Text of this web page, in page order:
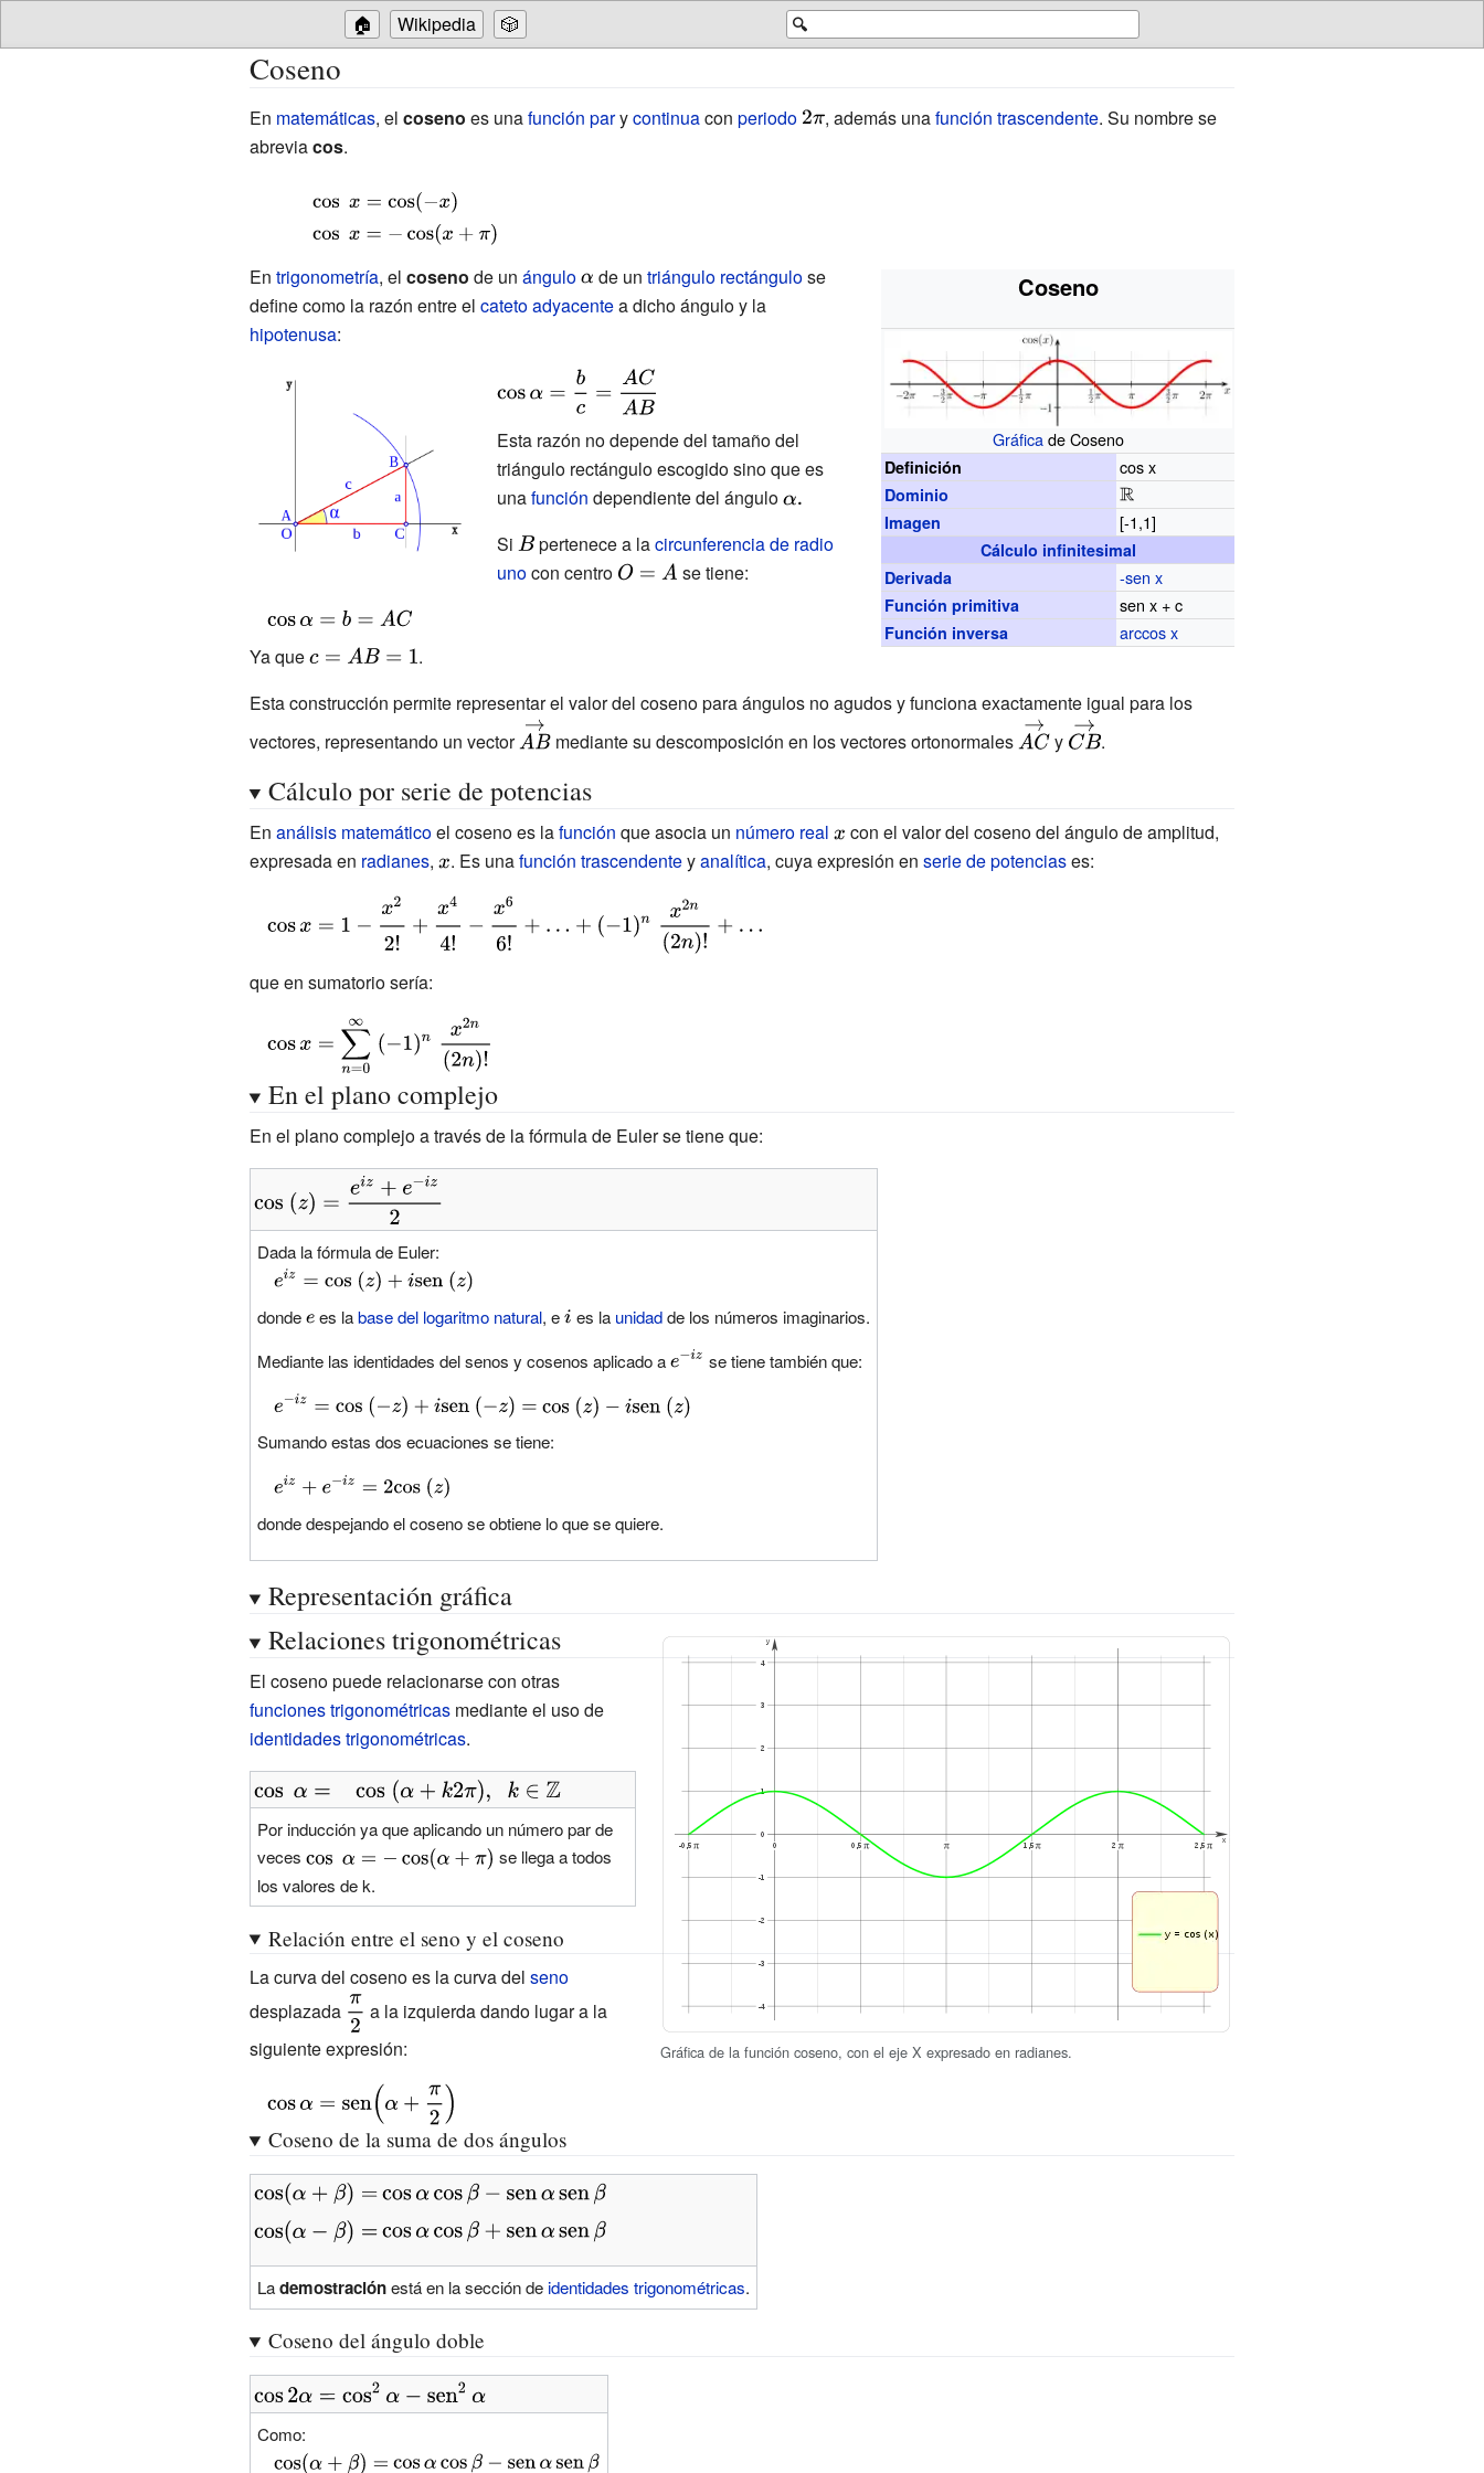
🔍
🏠 Wikipedia 🎲
Coseno
En matemáticas, el coseno es unafunción parycontinuacon periodo {\displaystyle
, además unafunción trascendente. Su nombre se
abreviacos.
{\displaystyle
\cos
{\displaystyle
\cos(x+\pi )}
Coseno
Gráficade Coseno
Definición cos x
Dominio
{\displaystyle
\mathbb {R}
}
Imagen [-1,1]
Cálculo infinitesimal
Derivada
-sen x
Función primitiva sen x + c
Función inversa arccos x
En trigonometría, el coseno de un ángulo{\displaystyle
\alpha }
de untriángulo rectángulose
define como la razón entre el catetoadyacentea dicho ángulo y la
hipotenusa:
{\displaystyle
\cos \alpha =
{\frac {b}{c}}=
{\frac {AC}
{AB}}}
Esta razón no depende del tamaño del
triángulo rectángulo escogido sino que es
unafunción dependiente del ángulo{\displaystyle
Si {\displaystyle
B}
pertenece a lacircunferencia de radio
unocon centro {\displaystyle
se tiene:
{\displaystyle
\cos \alpha
Ya que{\displaystyle .
Esta construcción permite representar el valor del coseno para ángulos no agudos y funciona exactamente igual para los
vectores, representando un vector {\displaystyle
mediante su descomposición en los vectores ortonormales {\displaystyle
{\vec {AC}}}
y {\displaystyle
.
Cálculo por serie de potencias
En análisis matemáticoel coseno es lafunción que asocia un número real {\displaystyle
x}
con el valor del coseno del ángulo de amplitud,
expresada en radianes, {\displaystyle
. Es unafunción trascendenteyanalítica, cuya expresión en serie de potenciases:
\cos x=1-
{2!}}+{\cfrac
{x^{4}}{4!}}-
{\cfrac {x^{6}}
{6!}}+\ldots +
(-1)^{n}\;{\frac
{x^{2n}}
{(2n)!}}+\ldots
}
que en sumatorio sería:
{\displaystyle
\cos x=\sum
_{n=0}^{\infty
}\;(-1)^{n}\;
{\frac {x^{2n}}
{(2n)!}}}
En el plano complejo
En el plano complejo a través de la fórmula de Euler se tiene que:
{\displaystyle
{\cos }\ (z)=
{\frac
{e^{iz}+e^{-
Dada la fórmula de Euler:
{\displaystyle
e^{iz}={\cos }\
{sen} }\ (z)}
donde{\displaystyle
es labase del logaritmo natural, e{\displaystyle
es la unidadde los números imaginarios.
Mediante las identidades del senos y cosenos aplicado a{\displaystyle
se tiene también que:
{\displaystyle e^{-
iz}={\cos }\ (-
{sen} }\ (-z)=}
{\displaystyle
Sumando estas dos ecuaciones se tiene:
{\displaystyle
e^{iz}+e^{-
iz}=2{\cos }\
(z)}
donde despejando el coseno se obtiene lo que se quiere.
Representación gráfica
Gráfica de la función coseno, con el eje X expresado en radianes.
Relaciones trigonométricas
El coseno puede relacionarse con otras
funciones trigonométricasmediante el uso de
identidades trigonométricas.
{\displaystyle
\cos \;\alpha
(\alpha +k2\pi
),\;\;k\in
\mathbb {Z} }
Por inducción ya que aplicando un número par de
veces {\displaystyle
\cos \;\alpha
=-\cos(\alpha
+\pi )}
se llega a todos
los valores de k.
Relación entre el seno y el coseno
La curva del coseno es la curva del seno
desplazada {\displaystyle
{\frac {\pi }
{2}}}
a la izquierda dando lugar a la
siguiente expresión:
{\displaystyle
=\operatorname
{sen}
\left(\alpha +
{\frac {\pi }
{2}}\right)}
Coseno de la suma de dos ángulos
{\displaystyle
\cos(\alpha
+\beta )=}
{\displaystyle
\cos \alpha
\cos \beta -
\operatorname
{sen} \alpha
\operatorname
{\displaystyle
\beta )=}
{\displaystyle
\beta
+\operatorname
{sen} \alpha
\operatorname
{sen} \beta }
Lademostraciónestá en la sección de identidades trigonométricas.
Coseno del ángulo doble
{\displaystyle
\cos 2\alpha
Como:
{\displaystyle
{\displaystyle